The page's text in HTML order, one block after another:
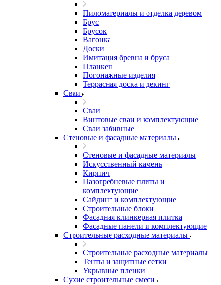
Пиломатериалы и отделка деревом
Брус
Брусок
Вагонка
Доски
Имитация бревна и бруса
Планкен
Погонажные изделия
Террасная доска и декинг
Сваи
Сваи
Винтовые сваи и комплектующие
Сваи забивные
Стеновые и фасадные материалы
Стеновые и фасадные материалы
Искусственный камень
Кирпич
Пазогребневые плиты и
комплектующие
Сайдинг и комплектующие
Строительные блоки
Фасадная клинкерная плитка
Фасадные панели и комплектующие
Строительные расходные материалы
Строительные расходные материалы
Тенты и защитные сетки
Укрывные пленки
Сухие строительные смеси